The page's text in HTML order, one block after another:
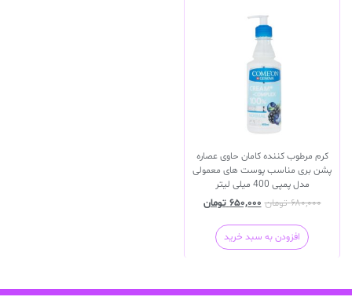
کرم مرطوب کننده کامان حاوی عصاره
پشن بری مناسب پوست های معمولی
مدل پمپی 400 میلی لیتر
۶۸۰,۰۰۰ تومان ۶۵۰,۰۰۰ تومان
افزودن به سبد خرید